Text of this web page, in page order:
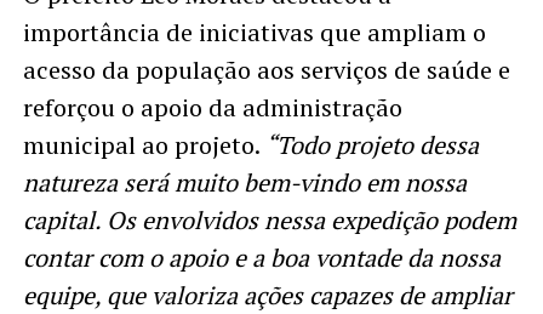
importância de iniciativas que ampliam o
acesso da população aos serviços de saúde e
reforçou o apoio da administração
municipal ao projeto. “Todo projeto dessa
natureza será muito bem-vindo em nossa
capital. Os envolvidos nessa expedição podem
contar com o apoio e a boa vontade da nossa
equipe, que valoriza ações capazes de ampliar